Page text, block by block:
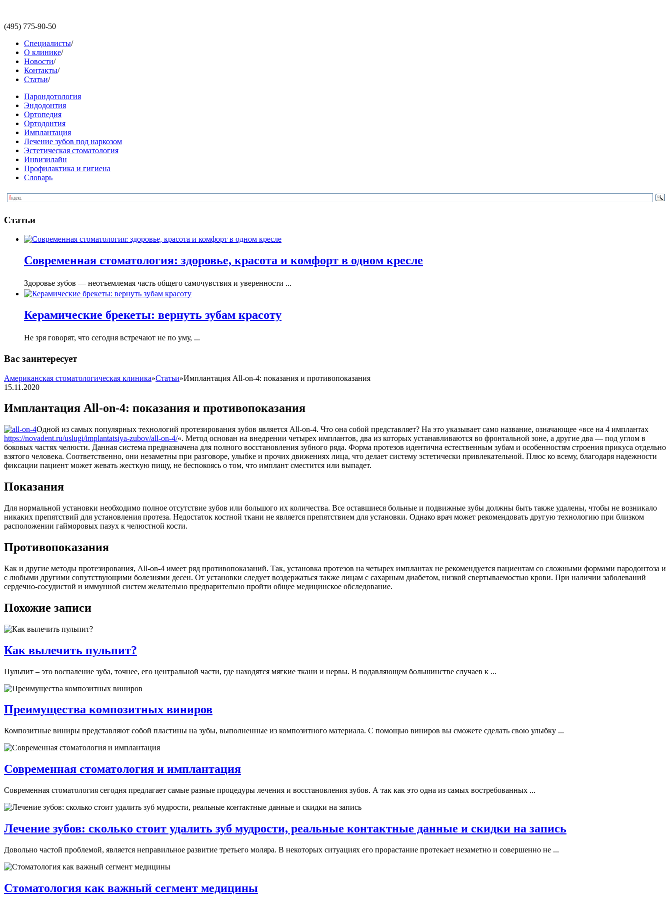
(495) 775-90-50
Специалисты/
О клинике/
Новости/
Контакты/
Статьи/
Парондотология
Эндодонтия
Ортопедия
Ортодонтия
Имплантация
Лечение зубов под наркозом
Эстетическая стоматология
Инвизилайн
Профилактика и гигиена
Словарь
Статьи
Современная стоматология: здоровье, красота и комфорт в одном кресле
Здоровье зубов — неотъемлемая часть общего самочувствия и уверенности ...
Керамические брекеты: вернуть зубам красоту
Не зря говорят, что сегодня встречают не по уму, ...
Вас заинтересует
Американская стоматологическая клиника»Статьи»Имплантация All-on-4: показания и противопоказания
15.11.2020
Имплантация All-on-4: показания и противопоказания
Одной из самых популярных технологий протезирования зубов является All-on-4. Что она собой представляет? На это указывает само название, означающее «все на 4 имплантах
https://novadent.ru/uslugi/implantatsiya-zubov/all-on-4/«. Метод основан на внедрении четырех имплантов, два из которых устанавливаются во фронтальной зоне, а другие два — под углом в
боковых частях челюсти. Данная система предназначена для полного восстановления зубного ряда. Форма протезов идентична естественным зубам и особенностям строения прикуса отдельно
взятого человека. Соответственно, они незаметны при разговоре, улыбке и прочих движениях лица, что делает систему эстетически привлекательной. Плюс ко всему, благодаря надежности
фиксации пациент может жевать жесткую пищу, не беспокоясь о том, что имплант сместится или выпадет.
Показания
Для нормальной установки необходимо полное отсутствие зубов или большого их количества. Все оставшиеся больные и подвижные зубы должны быть также удалены, чтобы не возникало
никаких препятствий для установления протеза. Недостаток костной ткани не является препятствием для установки. Однако врач может рекомендовать другую технологию при близком
расположении гайморовых пазух к челюстной кости.
Противопоказания
Как и другие методы протезирования, All-on-4 имеет ряд противопоказаний. Так, установка протезов на четырех имплантах не рекомендуется пациентам со сложными формами пародонтоза и
с любыми другими сопутствующими болезнями десен. От установки следует воздержаться также лицам с сахарным диабетом, низкой свертываемостью крови. При наличии заболеваний
сердечно-сосудистой и иммунной систем желательно предварительно пройти общее медицинское обследование.
Похожие записи
Как вылечить пульпит?
Пульпит – это воспаление зуба, точнее, его центральной части, где находятся мягкие ткани и нервы. В подавляющем большинстве случаев к ...
Преимущества композитных виниров
Композитные виниры представляют собой пластины на зубы, выполненные из композитного материала. С помощью виниров вы сможете сделать свою улыбку ...
Современная стоматология и имплантация
Современная стоматология сегодня предлагает самые разные процедуры лечения и восстановления зубов. А так как это одна из самых востребованных ...
Лечение зубов: сколько стоит удалить зуб мудрости, реальные контактные данные и скидки на запись
Довольно частой проблемой, является неправильное развитие третьего моляра. В некоторых ситуациях его прорастание протекает незаметно и совершенно не ...
Стоматология как важный сегмент медицины